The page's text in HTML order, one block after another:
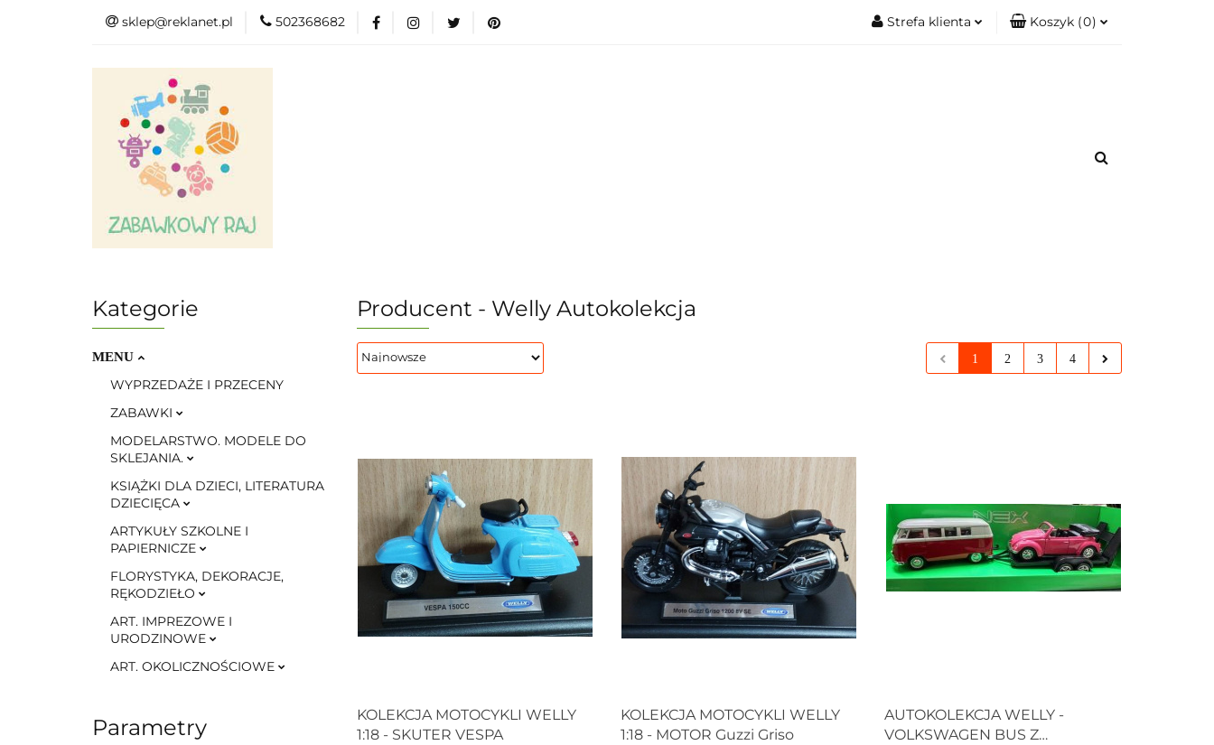
sklep@reklanet.pl 502368682 Strefa klienta Koszyk (0)
Kategorie
MENU
WYPRZEDAŻE I PRZECENY
ZABAWKI
MODELARSTWO. MODELE DO
SKLEJANIA.
KSIĄŻKI DLA DZIECI, LITERATURA
DZIECIĘCA
ARTYKUŁY SZKOLNE I
PAPIERNICZE
FLORYSTYKA, DEKORACJE,
RĘKODZIEŁO
ART. IMPREZOWE I
URODZINOWE
ART. OKOLICZNOŚCIOWE
Parametry
Producent - Welly Autokolekcja
1 2 3 4
KOLEKCJA MOTOCYKLI WELLY
1:18 - SKUTER VESPA
KOLEKCJA MOTOCYKLI WELLY
1:18 - MOTOR Guzzi Griso
AUTOKOLEKCJA WELLY -
VOLKSWAGEN BUS Z